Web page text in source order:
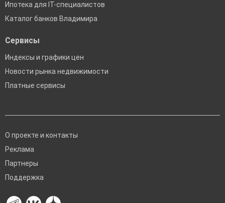
Ипотека для IT-специалистов
Каталог банков Владимира
Сервисы
Индексы и графики цен
Новости рынка недвижимости
Платные сервисы
О проекте и контакты
Реклама
Партнеры
Поддержка